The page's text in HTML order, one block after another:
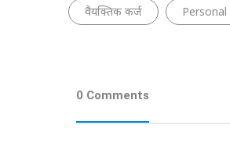
वैयक्तिक कर्ज Personal
0 Comments